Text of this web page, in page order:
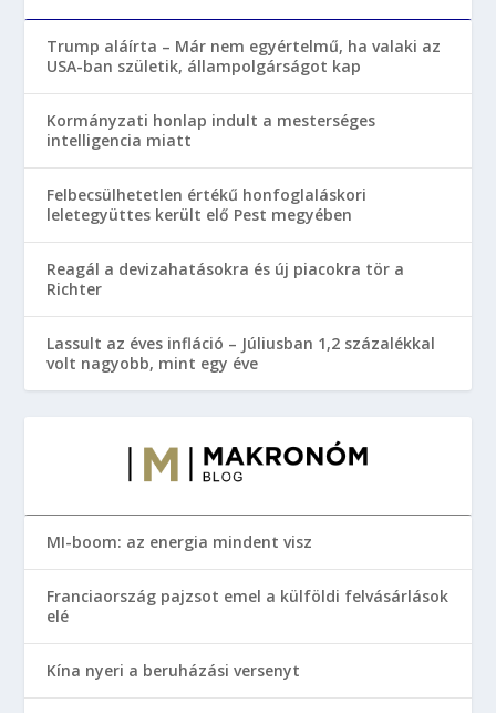
Trump aláírta – Már nem egyértelmű, ha valaki az
USA-ban születik, állampolgárságot kap
Kormányzati honlap indult a mesterséges
intelligencia miatt
Felbecsülhetetlen értékű honfoglaláskori
leletegyüttes került elő Pest megyében
Reagál a devizahatásokra és új piacokra tör a
Richter
Lassult az éves infláció – Júliusban 1,2 százalékkal
volt nagyobb, mint egy éve
MI-boom: az energia mindent visz
Franciaország pajzsot emel a külföldi felvásárlások
elé
Kína nyeri a beruházási versenyt